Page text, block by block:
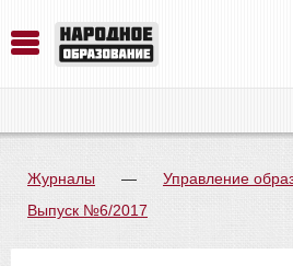
Журналы — Управление
Выпуск №6/2017